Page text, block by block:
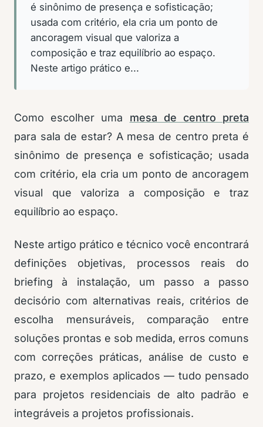
é sinônimo de presença e sofisticação;
usada com critério, ela cria um ponto de
ancoragem visual que valoriza a
composição e traz equilíbrio ao espaço.
Neste artigo prático e...
Como escolher uma mesa de centro preta
para sala de estar? A mesa de centro preta é
sinônimo de presença e sofisticação; usada
com critério, ela cria um ponto de ancoragem
visual que valoriza a composição e traz
equilíbrio ao espaço.
Neste artigo prático e técnico você encontrará
definições objetivas, processos reais do
briefing à instalação, um passo a passo
decisório com alternativas reais, critérios de
escolha mensuráveis, comparação entre
soluções prontas e sob medida, erros comuns
com correções práticas, análise de custo e
prazo, e exemplos aplicados — tudo pensado
para projetos residenciais de alto padrão e
integráveis a projetos profissionais.